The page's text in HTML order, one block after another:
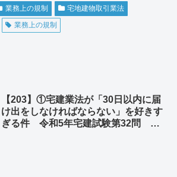
業務上の規制
宅地建物取引業法
業務上の規制
【203】①宅建業法が「30日以内に届
け出をしなければならない」を好きす
ぎる件 令和5年宅建試験第32問 業